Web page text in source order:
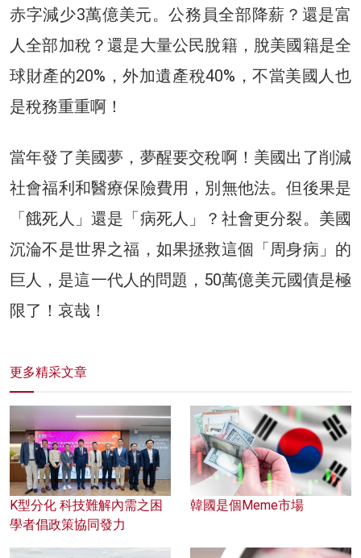
赤字減少3萬億美元。公務員全部降薪？還是富
人全部加稅？還是大量公民脫籍，脫美國籍是全
球財產的20%，外加遺產稅40%，不當美國人也
是稅務重重啊！
當年發了美國夢，夢醒要交稅啊！美國出了削減
社會福利和醫療保險費用，別無他法。但後果是
「餓死人」還是「病死人」？社會更分裂。美國
沉淪不是世界之福，如果拯救這個「周身病」的
巨人，是這一代人的問題，50萬億美元國債是極
限了！哀哉！
更多精采文章
K型分化 科技難解內需之困
學者倡政策協同發力
韓國是個Meme市場